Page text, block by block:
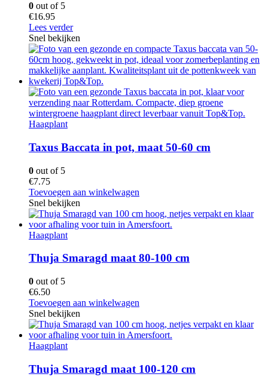
0 out of 5
€16.95
Lees verder
Snel bekijken
Haagplant
Taxus Baccata in pot, maat 50-60 cm
0 out of 5
€7.75
Toevoegen aan winkelwagen
Snel bekijken
Haagplant
Thuja Smaragd maat 80-100 cm
0 out of 5
€6.50
Toevoegen aan winkelwagen
Snel bekijken
Haagplant
Thuja Smaragd maat 100-120 cm